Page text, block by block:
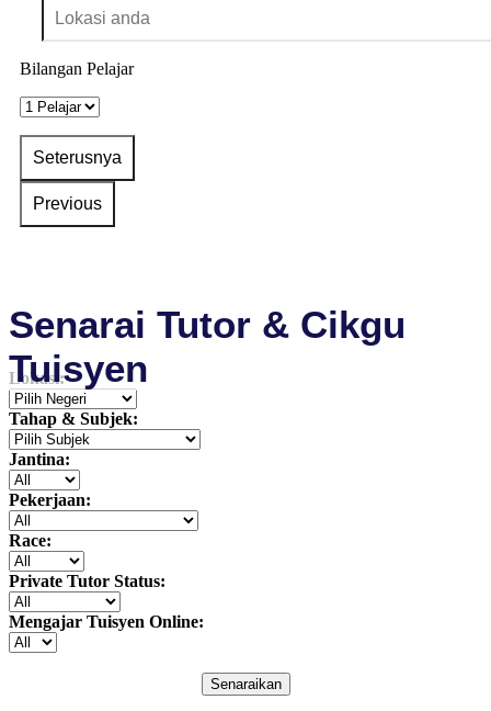
Bilangan Pelajar
Senarai Tutor & Cikgu
Tuisyen
Lokasi:
Tahap & Subjek:
Jantina:
Pekerjaan:
Race:
Private Tutor Status:
Mengajar Tuisyen Online:
Senaraikan